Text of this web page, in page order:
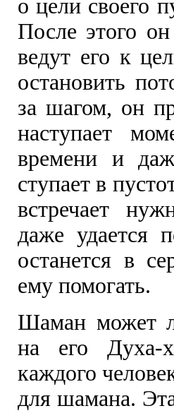
о цели своего
После этого
ведут его к
остановить
за шагом, он
наступает
времени и
ступает в
встречает
даже удается
останется в
ему помогать.
Шаман может
на его Духа-
каждого
для шамана.